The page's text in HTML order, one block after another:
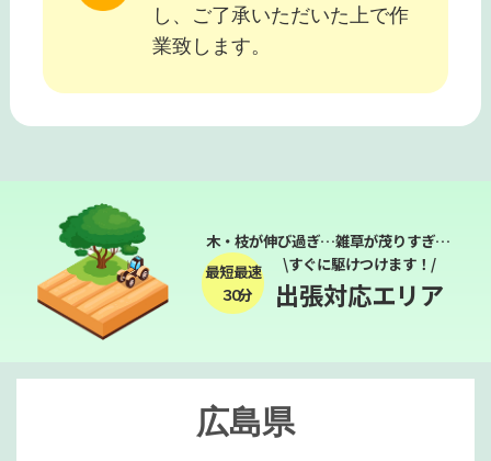
し、ご了承いただいた上で作
業致します。
木・枝が伸び過ぎ…雑草が茂りすぎ…
最短最速
３０分
\すぐに駆けつけます！/
出張対応エリア
広島県